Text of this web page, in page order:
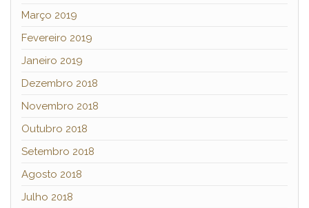
Março 2019
Fevereiro 2019
Janeiro 2019
Dezembro 2018
Novembro 2018
Outubro 2018
Setembro 2018
Agosto 2018
Julho 2018